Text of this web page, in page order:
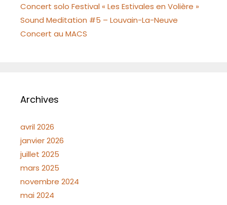
Concert solo Festival « Les Estivales en Volière »
Sound Meditation #5 – Louvain-La-Neuve
Concert au MACS
Archives
avril 2026
janvier 2026
juillet 2025
mars 2025
novembre 2024
mai 2024